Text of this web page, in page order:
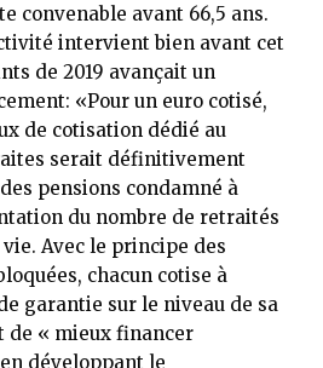
convenable avant 66,5 ans.
intervient bien avant cet
de 2019 avançait un
«Pour un euro cotisé,
de cotisation dédié au
serait définitivement
pensions condamné à
du nombre de retraités
vie. Avec le principe des
chacun cotise à
garantie sur le niveau de sa
de « mieux financer
développant le